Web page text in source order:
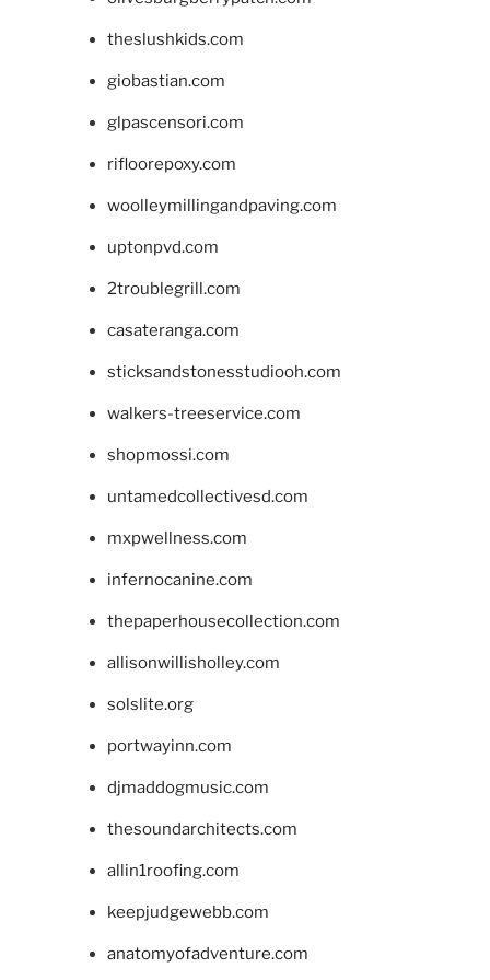
theslushkids.com
giobastian.com
glpascensori.com
rifloorepoxy.com
woolleymillingandpaving.com
uptonpvd.com
2troublegrill.com
casateranga.com
sticksandstonesstudiooh.com
walkers-treeservice.com
shopmossi.com
untamedcollectivesd.com
mxpwellness.com
infernocanine.com
thepaperhousecollection.com
allisonwillisholley.com
solslite.org
portwayinn.com
djmaddogmusic.com
thesoundarchitects.com
allin1roofing.com
keepjudgewebb.com
anatomyofadventure.com